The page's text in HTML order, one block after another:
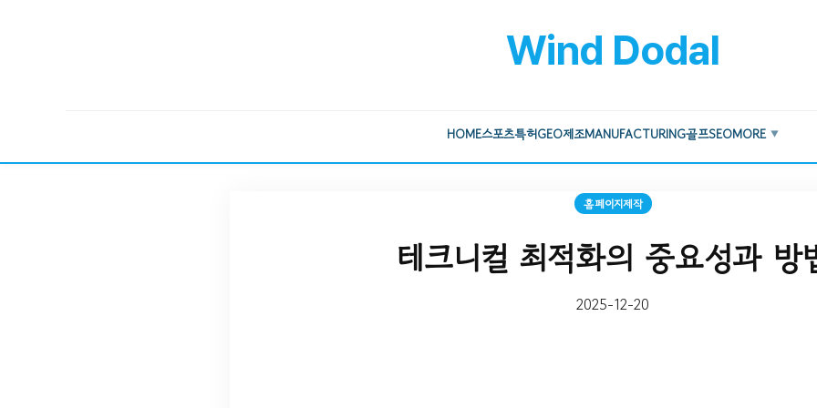
Wind Dodal
HOME스포츠특허GEO제조MANUFACTURING골프SEOMORE ▼
홈페이지제작
테크니컬 최적화의 중요성과 방
2025-12-20